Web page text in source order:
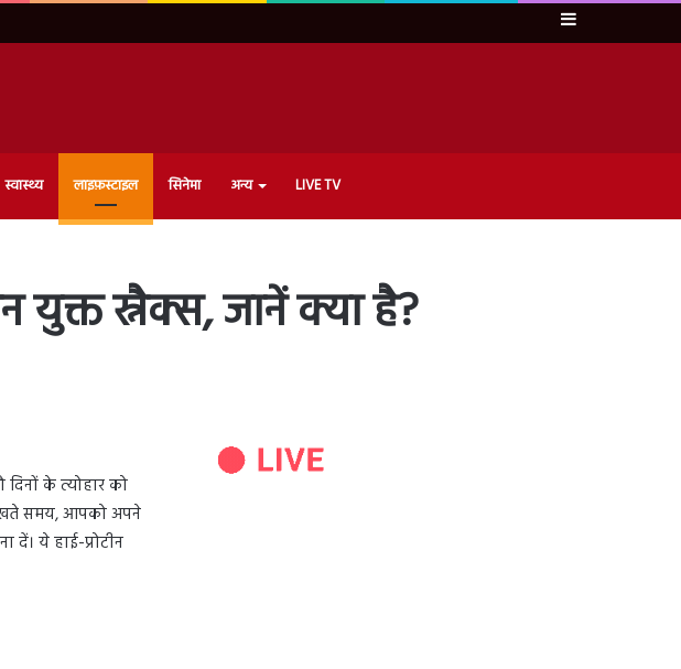
Sidebar
स्वास्थ्य लाइफ़स्टाइल सिनेमा अन्य LIVE TV
युक्त स्नैक्स, जानें क्या है?
दिनों के त्योहार को
रखते समय, आपको अपने
दें। ये हाई-प्रोटीन